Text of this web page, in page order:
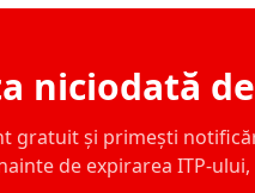
niciodată
gratuit și primești
de expirarea ITP-ului,